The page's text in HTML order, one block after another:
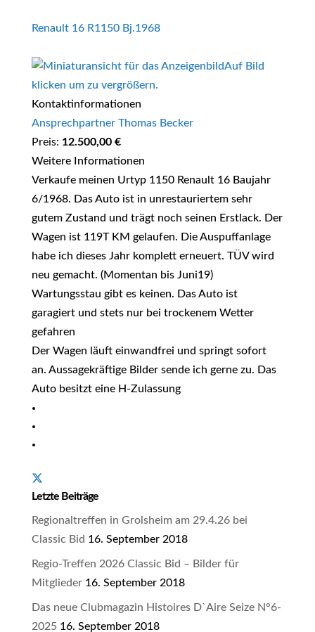
Renault 16 R1150 Bj.1968
Auf Bild
klicken um zu vergrößern.
Kontaktinformationen
Ansprechpartner Thomas Becker
Preis: 12.500,00 €
Weitere Informationen
Verkaufe meinen Urtyp 1150 Renault 16 Baujahr
6/1968. Das Auto ist in unrestauriertem sehr
gutem Zustand und trägt noch seinen Erstlack. Der
Wagen ist 119T KM gelaufen. Die Auspuffanlage
habe ich dieses Jahr komplett erneuert. TÜV wird
neu gemacht. (Momentan bis Juni19)
Wartungsstau gibt es keinen. Das Auto ist
garagiert und stets nur bei trockenem Wetter
gefahren
Der Wagen läuft einwandfrei und springt sofort
an. Aussagekräftige Bilder sende ich gerne zu. Das
Auto besitzt eine H-Zulassung
Letzte Beiträge
Regionaltreffen in Grolsheim am 29.4.26 bei
Classic Bid 16. September 2018
Regio-Treffen 2026 Classic Bid – Bilder für
Mitglieder 16. September 2018
Das neue Clubmagazin Histoires D`Aire Seize N°6-
2025 16. September 2018